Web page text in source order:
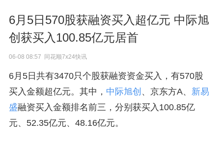
6月5日570股获融资买入超亿元 中际旭
创获买入100.85亿元居首
06-08 08:57 同花顺7x24快讯
6月5日共有3470只个股获融资资金买入，有570股
买入金额超亿元。其中， 中际旭创 、京东方A、 新易
盛融资买入金额排名前三，分别获买入100.85亿
元、52.35亿元、48.16亿元。